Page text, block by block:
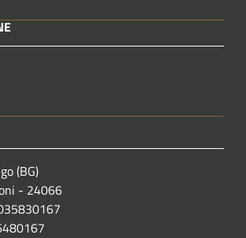
(BG)
- 24066